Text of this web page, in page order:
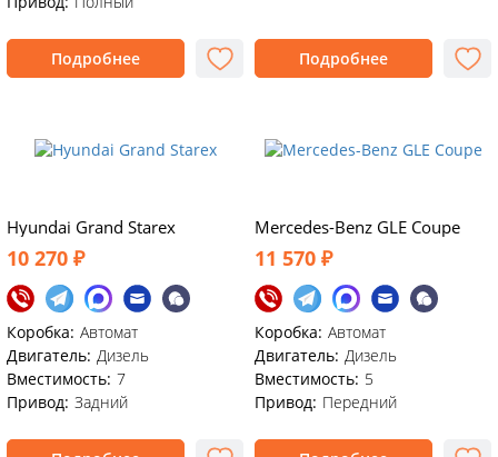
Подробнее Подробнее
Hyundai Grand Starex
10 270 ₽
Коробка: Автомат
Двигатель: Дизель
Вместимость: 7
Привод: Задний
Mercedes-Benz GLE Coupe
11 570 ₽
Коробка: Автомат
Двигатель: Дизель
Вместимость: 5
Привод: Передний